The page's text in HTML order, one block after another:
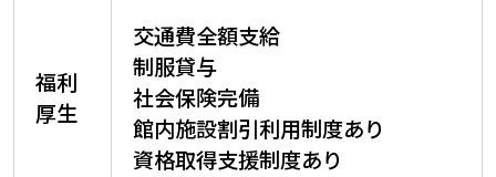
福利
厚生
交通費全額支給
制服貸与
社会保険完備
館内施設割引利用制度あり
資格取得支援制度あり